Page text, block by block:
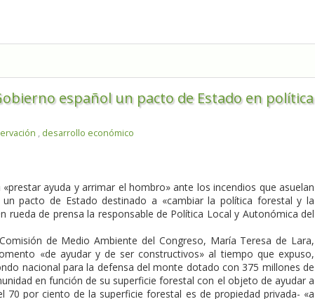
español un pacto de Estado en política
, desarrollo económico
ayuda y arrimar el hombro» ante los incendios que asuelan
pacto de Estado destinado a «cambiar la política forestal y la
rueda de prensa la responsable de Política Local y Autonómica del
de Medio Ambiente del Congreso, María Teresa de Lara,
«de ayudar y de ser constructivos» al tiempo que expuso,
nacional para la defensa del monte dotado con 375 millones de
en función de su superficie forestal con el objeto de ayudar a
por ciento de la superficie forestal es de propiedad privada- «a